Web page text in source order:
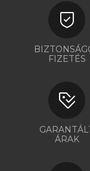
FIZETÉS
ÁRAK